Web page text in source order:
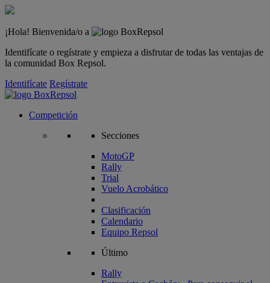
¡Hola! Bienvenida/o a
Identifícate o regístrate y empieza a disfrutar de todas las ventajas de
la comunidad Box Repsol.
Identifícate Regístrate
Competición
Secciones
MotoGP
Rally
Trial
Vuelo Acrobático
Clasificación
Calendario
Equipo Repsol
Último
Rally